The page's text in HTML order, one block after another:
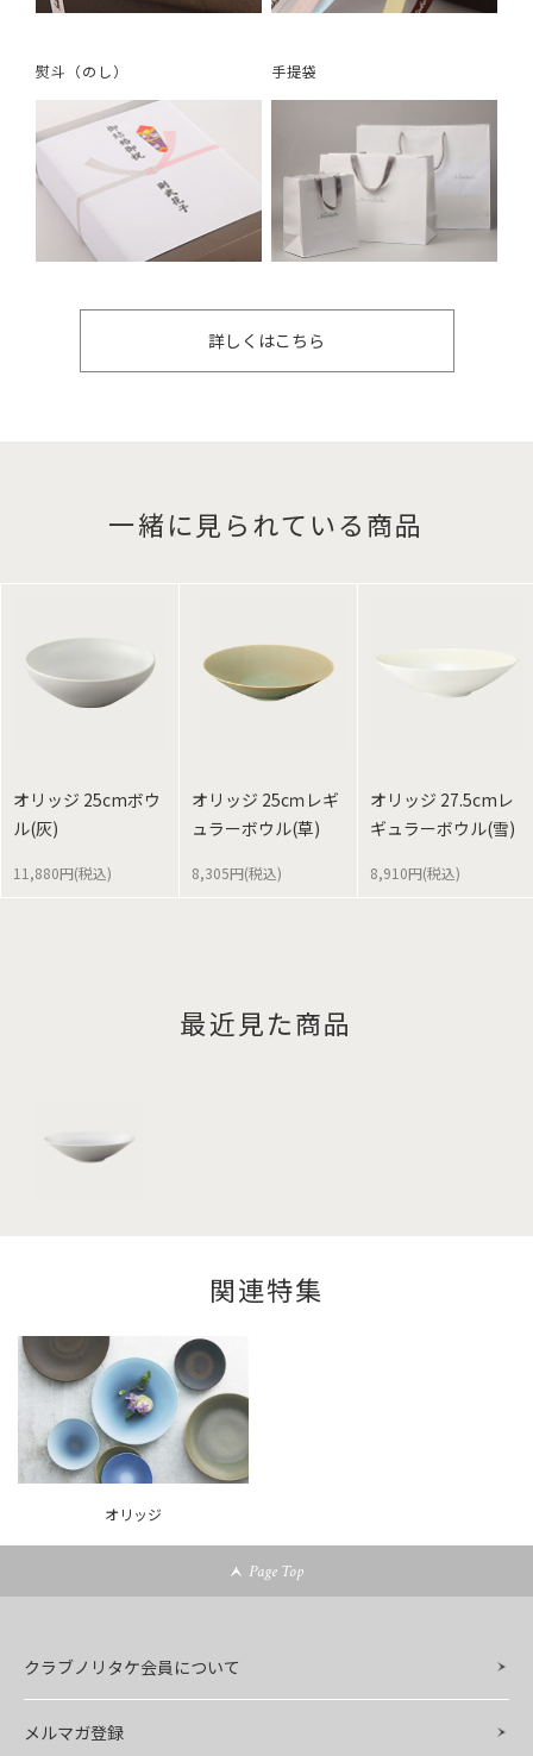
熨斗（のし） 手提袋
詳しくはこちら
一緒に見られている商品
オリッジ 25cmボウ
ル(灰)
11,880円(税込)
オリッジ 25cｍレギ
ュラーボウル(草)
8,305円(税込)
オリッジ 27.5cmレ
ギュラーボウル(雪)
8,910円(税込)
最近見た商品
関連特集
オリッジ
Page Top
クラブノリタケ会員について
メルマガ登録